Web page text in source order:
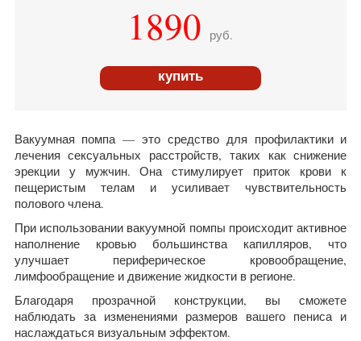
1890 руб.
купить
Вакуумная помпа — это средство для профилактики и
лечения сексуальных расстройств, таких как снижение
эрекции у мужчин. Она стимулирует приток крови к
пещеристым телам и усиливает чувствительность
полового члена.
При использовании вакуумной помпы происходит активное
наполнение кровью большинства капилляров, что
улучшает периферическое кровообращение,
лимфообращение и движение жидкости в регионе.
Благодаря прозрачной конструкции, вы сможете
наблюдать за изменениями размеров вашего пениса и
наслаждаться визуальным эффектом.